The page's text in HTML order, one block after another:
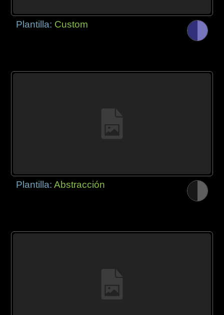
Plantilla: Custom
Plantilla:Abstracción